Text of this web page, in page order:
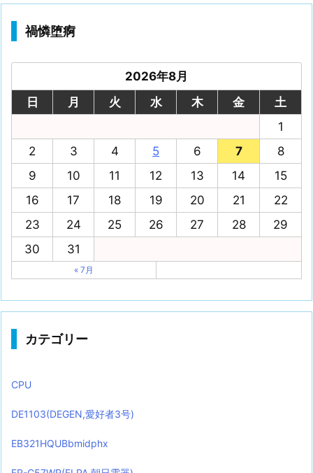
禍憐堕痾
2026年8月
日
月 火 水 木 金
土
1
2
3 4 5 6 7
8
9
10 11 12 13 14
15
16
17 18 19 20 21
22
23
24 25 26 27 28
29
30
31
« 7月
カテゴリー
CPU
DE1103(DEGEN,愛好者3号)
EB321HQUBbmidphx